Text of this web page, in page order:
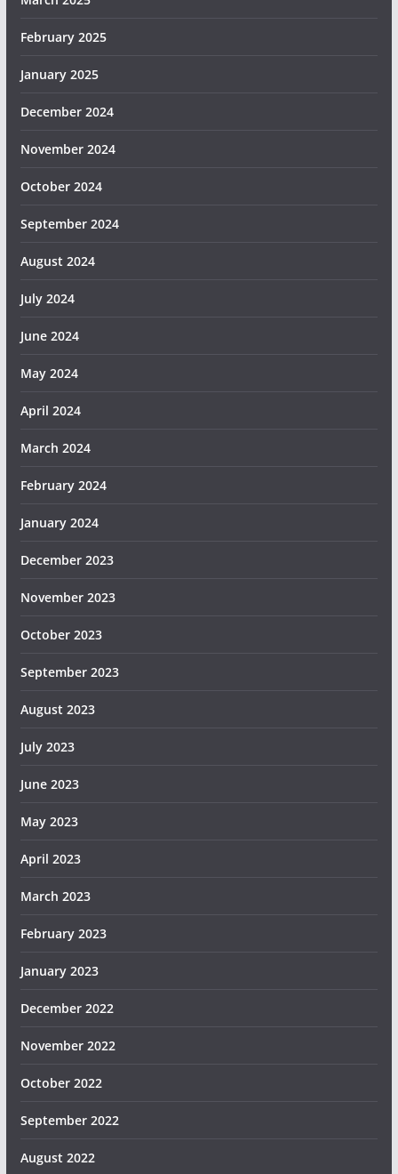
February 2025
January 2025
December 2024
November 2024
October 2024
September 2024
August 2024
July 2024
June 2024
May 2024
April 2024
March 2024
February 2024
January 2024
December 2023
November 2023
October 2023
September 2023
August 2023
July 2023
June 2023
May 2023
April 2023
March 2023
February 2023
January 2023
December 2022
November 2022
October 2022
September 2022
August 2022